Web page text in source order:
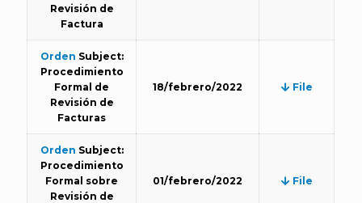
Revisión de
Factura
Orden Subject:
Procedimiento
Formal de
Revisión de
Facturas
18/febrero/2022 File
Orden Subject:
Procedimiento
Formal sobre
Revisión de
01/febrero/2022 File